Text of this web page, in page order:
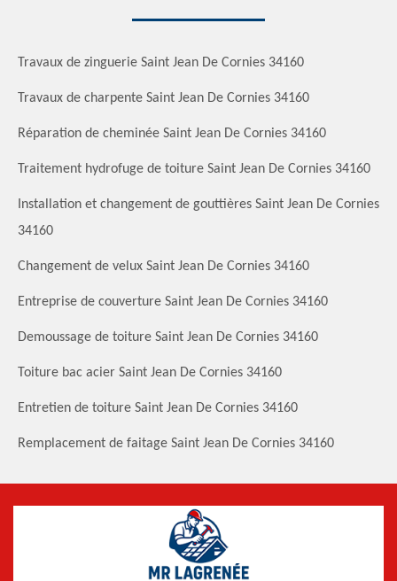
Travaux de zinguerie Saint Jean De Cornies 34160
Travaux de charpente Saint Jean De Cornies 34160
Réparation de cheminée Saint Jean De Cornies 34160
Traitement hydrofuge de toiture Saint Jean De Cornies 34160
Installation et changement de gouttières Saint Jean De Cornies
34160
Changement de velux Saint Jean De Cornies 34160
Entreprise de couverture Saint Jean De Cornies 34160
Demoussage de toiture Saint Jean De Cornies 34160
Toiture bac acier Saint Jean De Cornies 34160
Entretien de toiture Saint Jean De Cornies 34160
Remplacement de faitage Saint Jean De Cornies 34160